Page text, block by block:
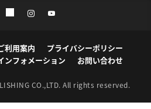
利用案内
プライバシーポリシー
ンフォメーション お問い合わせ
CO.,LTD. All rights reserved.